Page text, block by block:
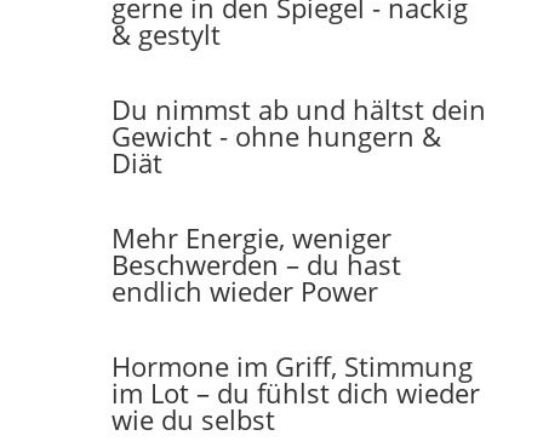
gerne in den Spiegel - nackig
& gestylt
Du nimmst ab und hältst dein
Gewicht - ohne hungern &
Diät
Mehr Energie, weniger
Beschwerden – du hast
endlich wieder Power
Hormone im Griff, Stimmung
im Lot – du fühlst dich wieder
wie du selbst